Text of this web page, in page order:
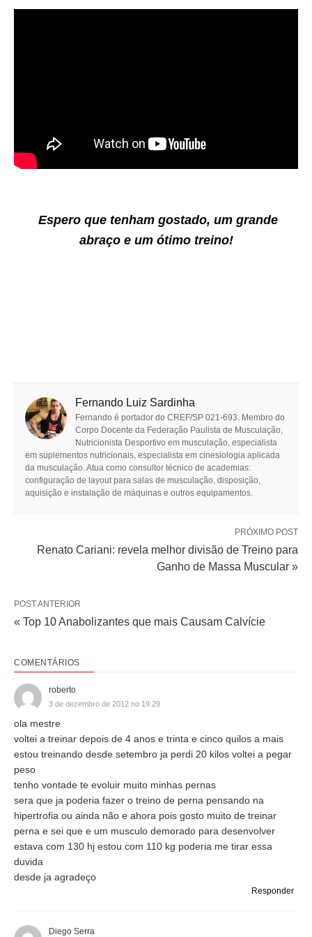
Espero que tenham gostado, um grande
abraço e um ótimo treino!
Fernando Luiz Sardinha
Fernando é portador do CREF/SP 021-693. Membro do
Corpo Docente da Federação Paulista de Musculação,
Nutricionista Desportivo em musculação, especialista
em suplementos nutricionais, especialista em cinesiologia aplicada
da musculação. Atua como consultor técnico de academias:
configuração de layout para salas de musculação, disposição,
aquisição e instalação de máquinas e outros equipamentos.
PRÓXIMO POST
Renato Cariani: revela melhor divisão de Treino para
Ganho de Massa Muscular »
POST ANTERIOR
« Top 10 Anabolizantes que mais Causam Calvície
COMENTÁRIOS
roberto
3 de dezembro de 2012 no 19:29
ola mestre
voltei a treinar depois de 4 anos e trinta e cinco quilos a mais
estou treinando desde setembro ja perdi 20 kilos voltei a pegar
peso
tenho vontade te evoluir muito minhas pernas
sera que ja poderia fazer o treino de perna pensando na
hipertrofia ou ainda não e ahora pois gosto muito de treinar
perna e sei que e um musculo demorado para desenvolver
estava com 130 hj estou com 110 kg poderia me tirar essa
duvida
desde ja agradeço
Responder
Diego Serra